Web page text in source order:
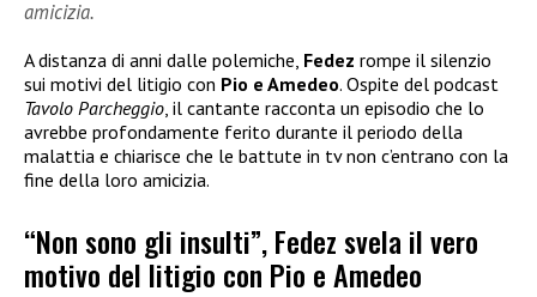
amicizia.
A distanza di anni dalle polemiche, Fedez rompe il silenzio
sui motivi del litigio con Pio e Amedeo. Ospite del podcast
Tavolo Parcheggio, il cantante racconta un episodio che lo
avrebbe profondamente ferito durante il periodo della
malattia e chiarisce che le battute in tv non c’entrano con la
fine della loro amicizia.
“Non sono gli insulti”, Fedez svela il vero
motivo del litigio con Pio e Amedeo